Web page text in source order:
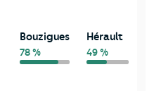
Bouzigues
78 %
Hérault
49 %